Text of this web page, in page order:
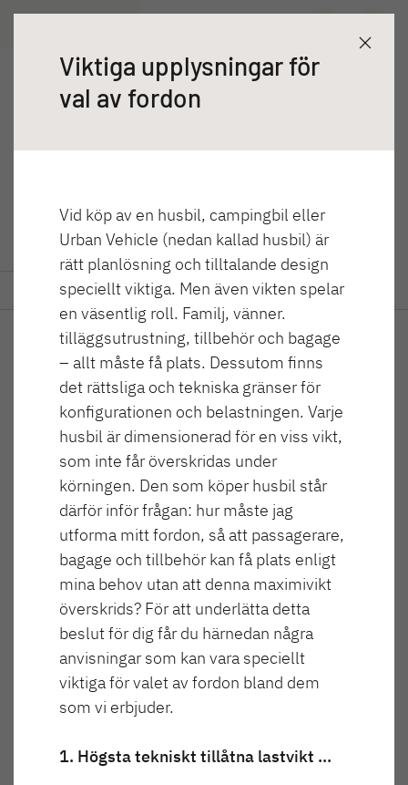
Husvagnar
GLOBEBUS ACTIVE
Integrerad kampanjmodell
GLOBEBUS
PERFORMANCE 4X4
Halvintegrerad med
fyrhjulsdrift
JUST CAMP ACTIVE
Halvintegrerad
kampanjmodell
JUST VAN
Halvintegrerad
NY
TREND ACTIVE
T 7052 EBL
Just Camp
Upptäck Konfigurera Teknisk data
Upptäck Konfigurera Teknisk data
T 6752 DBL T 6762
T 6812 EB T 7052 EB
740 cm
Bredd
233 cm
294 cm 5
Viktiga upplysningar för
val av fordon
Vid köp av en husbil, campingbil eller
Urban Vehicle (nedan kallad husbil) är
rätt planlösning och tilltalande design
speciellt viktiga. Men även vikten spelar
en väsentlig roll. Familj, vänner.
tilläggsutrustning, tillbehör och bagage
– allt måste få plats. Dessutom finns
det rättsliga och tekniska gränser för
konfigurationen och belastningen. Varje
husbil är dimensionerad för en viss vikt,
som inte får överskridas under
körningen. Den som köper husbil står
därför inför frågan: hur måste jag
utforma mitt fordon, så att passagerare,
bagage och tillbehör kan få plats enligt
mina behov utan att denna maximivikt
överskrids? För att underlätta detta
beslut för dig får du härnedan några
anvisningar som kan vara speciellt
viktiga för valet av fordon bland dem
som vi erbjuder.
1. Högsta tekniskt tillåtna lastvikt …